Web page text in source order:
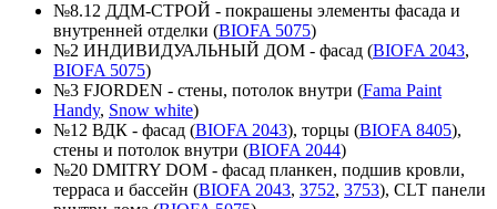
№8.12 ДДМ-СТРОЙ - покрашены элементы фасада и
внутренней отделки (BIOFA 5075)
№2 ИНДИВИДУАЛЬНЫЙ ДОМ - фасад (BIOFA 2043,
BIOFA 5075)
№3 FJORDEN - стены, потолок внутри (Fama Paint
Handy, Snow white)
№12 ВДК - фасад (BIOFA 2043), торцы (BIOFA 8405),
стены и потолок внутри (BIOFA 2044)
№20 DMITRY DOM - фасад планкен, подшив кровли,
терраса и бассейн (BIOFA 2043, 3752, 3753), CLT панели